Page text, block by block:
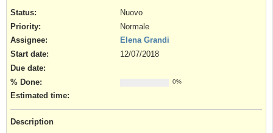
Status:
Nuovo
Priority:
Normale
Assignee:
Elena Grandi
Start date:
12/07/2018
Due date:
% Done:
0%
Estimated time:
Description